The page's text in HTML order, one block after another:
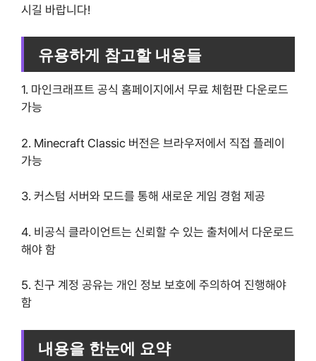
시길 바랍니다!
유용하게 참고할 내용들
1. 마인크래프트 공식 홈페이지에서 무료 체험판 다운로드
가능
2. Minecraft Classic 버전은 브라우저에서 직접 플레이
가능
3. 커스텀 서버와 모드를 통해 새로운 게임 경험 제공
4. 비공식 클라이언트는 신뢰할 수 있는 출처에서 다운로드
해야 함
5. 친구 계정 공유는 개인 정보 보호에 주의하여 진행해야
함
내용을 한눈에 요약